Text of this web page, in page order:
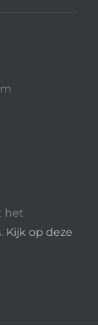
het
Kijk op deze